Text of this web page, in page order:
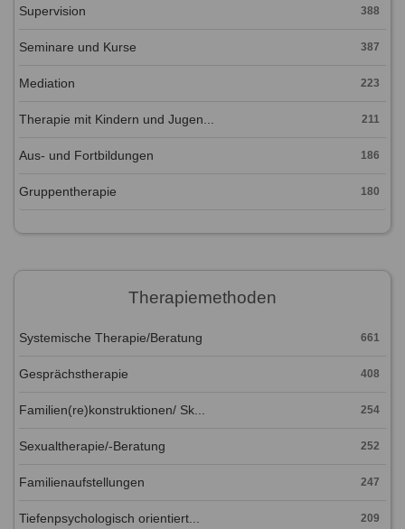
Supervision 388
Seminare und Kurse 387
Mediation 223
Therapie mit Kindern und Jugen... 211
Aus- und Fortbildungen 186
Gruppentherapie 180
Therapiemethoden
Systemische Therapie/Beratung 661
Gesprächstherapie 408
Familien(re)konstruktionen/ Sk... 254
Sexualtherapie/-Beratung 252
Familienaufstellungen 247
Tiefenpsychologisch orientiert... 209